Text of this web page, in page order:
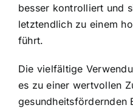
besser kontrolliert und
letztendlich zu einem
führt.
Die vielfältige
es zu einer wertvollen
gesundheitsfördernden